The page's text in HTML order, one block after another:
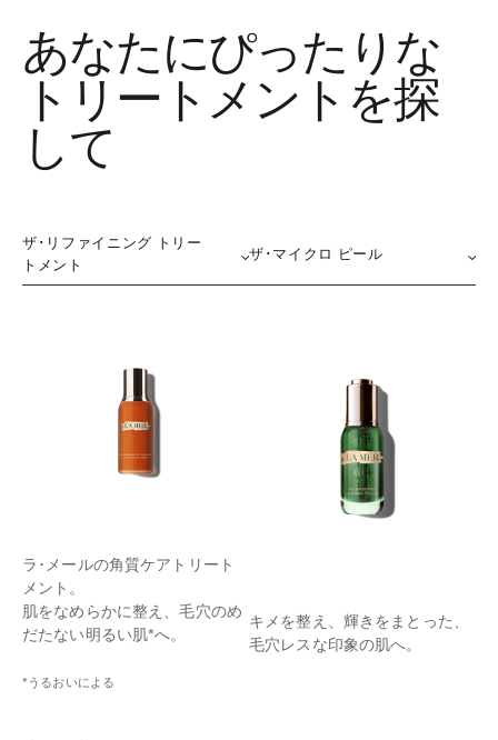
あなたにぴったりな
トリートメントを探
して
ラ･メールの角質ケアトリート
メント。
肌をなめらかに整え、毛穴のめ
だたない明るい肌*へ。
*うるおいによる
キメを整え、輝きをまとった、
毛穴レスな印象の肌へ。